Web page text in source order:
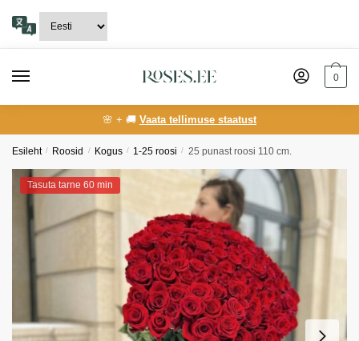
navigation
content
0
🌸 + 🚚 Vaata tellimuse staatust
Esileht / Roosid / Kogus / 1-25 roosi / 25 punast roosi 110 cm.
Tasuta tarne 60 min